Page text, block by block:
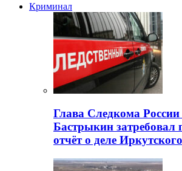
Криминал
Глава Следкома
Бастрыкин затребовал
отчёт о деле